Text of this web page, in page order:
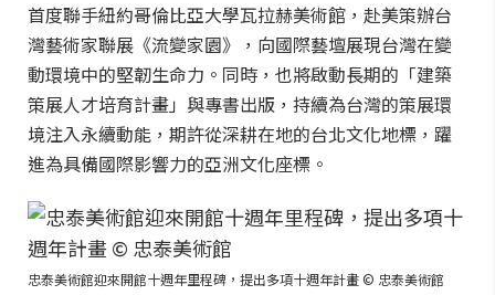
首度聯手紐約哥倫比亞大學瓦拉赫美術館，赴美策辦台
灣藝術家聯展《流變家園》，向國際藝壇展現台灣在變
動環境中的堅韌生命力。同時，也將啟動長期的「建築
策展人才培育計畫」與專書出版，持續為台灣的策展環
境注入永續動能，期許從深耕在地的台北文化地標，躍
進為具備國際影響力的亞洲文化座標。
忠泰美術館迎來開館十週年里程碑，提出多項十週年計畫 © 忠泰美術館